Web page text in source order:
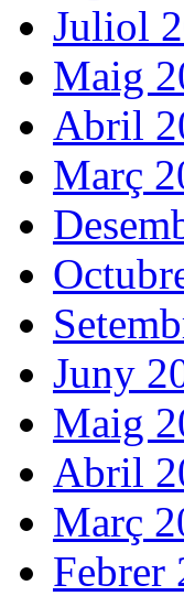
Juliol
Maig
Abril
Març
Juny
Maig
Abril
Març
Febrer